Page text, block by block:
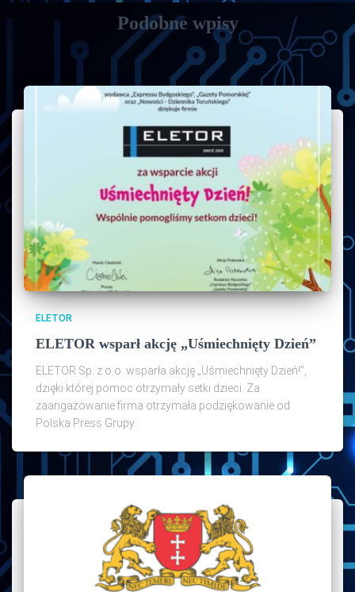
Podobne wpisy
ELETOR
ELETOR wsparł akcję „Uśmiechnięty Dzień”
ELETOR Sp. z o.o. wsparła akcję „Uśmiechnięty Dzień!”,
dzięki której pomoc otrzymały setki dzieci. Za
zaangażowanie firma otrzymała podziękowanie od
Polska Press Grupy.